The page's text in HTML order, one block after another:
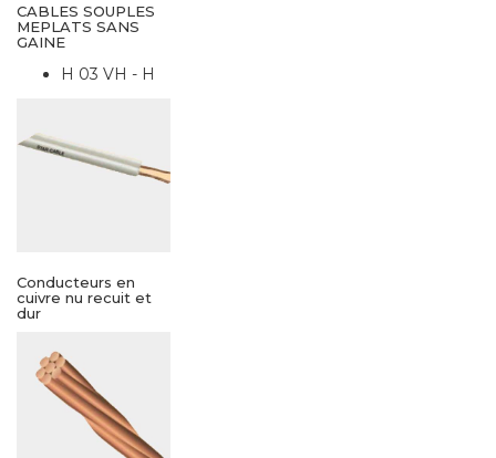
CABLES SOUPLES
MEPLATS SANS
GAINE
H 03 VH - H
Conducteurs en
cuivre nu recuit et
dur